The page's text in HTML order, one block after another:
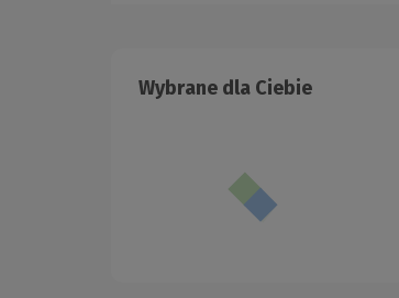
Wybrane dla Ciebie